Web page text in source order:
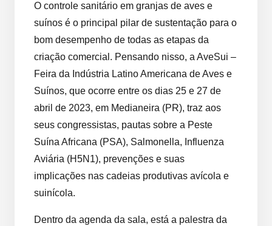
O controle sanitário em granjas de aves e
suínos é o principal pilar de sustentação para o
bom desempenho de todas as etapas da
criação comercial. Pensando nisso, a AveSui –
Feira da Indústria Latino Americana de Aves e
Suínos, que ocorre entre os dias 25 e 27 de
abril de 2023, em Medianeira (PR), traz aos
seus congressistas, pautas sobre a Peste
Suína Africana (PSA), Salmonella, Influenza
Aviária (H5N1), prevenções e suas
implicações nas cadeias produtivas avícola e
suinícola.
Dentro da agenda da sala, está a palestra da